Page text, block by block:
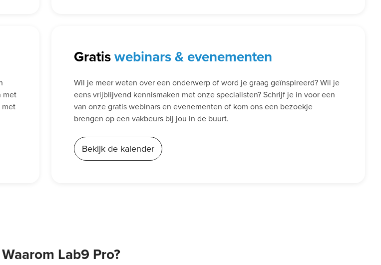
met
met
Gratiswebinars & evenementen
Wil je meer weten over een onderwerp of word je graag geïnspireerd? Wil je
eens vrijblijvend kennismaken met onze specialisten? Schrijf je in voor een
van onze gratis webinars en evenementen of kom ons een bezoekje
brengen op een vakbeurs bij jou in de buurt.
Bekijk de kalender
Waarom Lab9 Pro?